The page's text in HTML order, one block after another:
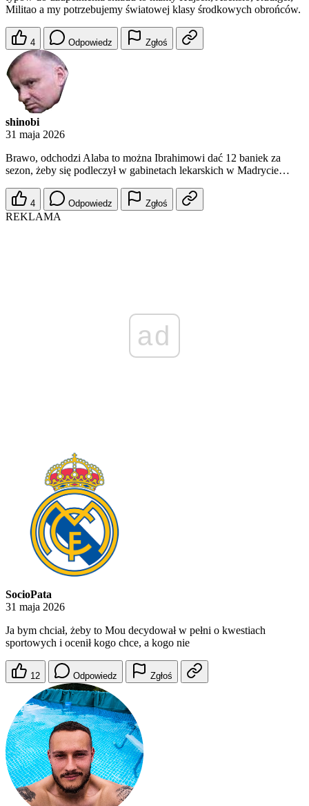
Militao a my potrzebujemy światowej klasy środkowych obrońców.
4 Odpowiedz Zgłoś
shinobi
31 maja 2026
Brawo, odchodzi Alaba to można Ibrahimowi dać 12 baniek za
sezon, żeby się podleczył w gabinetach lekarskich w Madrycie…
4 Odpowiedz Zgłoś
REKLAMA
ad
SocioPata
31 maja 2026
Ja bym chciał, żeby to Mou decydował w pełni o kwestiach
sportowych i ocenił kogo chce, a kogo nie
12 Odpowiedz Zgłoś